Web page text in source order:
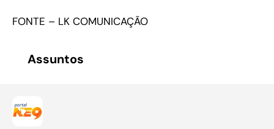
FONTE – LK COMUNICAÇÃO
Assuntos